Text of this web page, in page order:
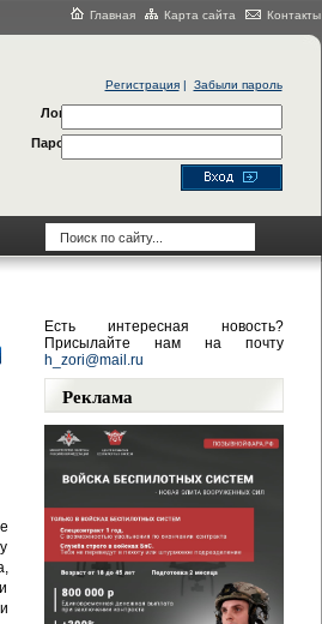
Главная Карта сайта Контакты
Регистрация| Забыли пароль
Логин
Пароль
Есть интересная новость?
Присылайте нам на почту
h_zori@mail.ru
Реклама